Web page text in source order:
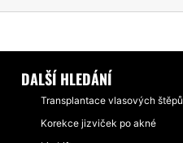
DALŠÍ HLEDÁNÍ
Transplantace vlasových štěpů
Korekce jizviček po akné